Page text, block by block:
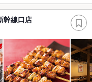
幹線口店